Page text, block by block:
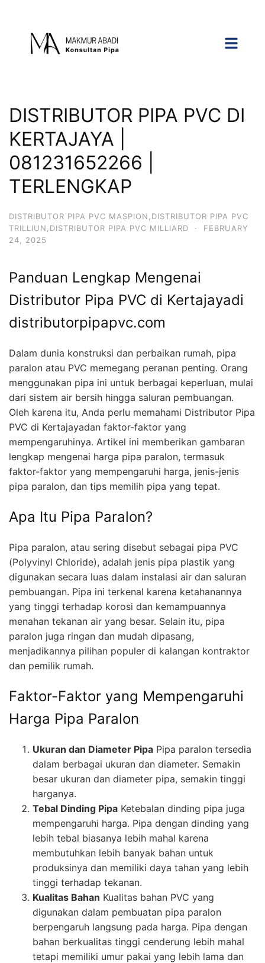
DISTRIBUTOR PIPA PVC DI
KERTAJAYA |
081231652266 |
TERLENGKAP
DISTRIBUTOR PIPA PVC MASPION,DISTRIBUTOR PIPA PVC
TRILLIUN,DISTRIBUTOR PIPA PVC MILLIARD
·
FEBRUARY
24, 2025
Panduan Lengkap Mengenai
Distributor Pipa PVC di Kertajayadi
distributorpipapvc.com
Dalam dunia konstruksi dan perbaikan rumah, pipa
paralon atau PVC memegang peranan penting. Orang
menggunakan pipa ini untuk berbagai keperluan, mulai
dari sistem air bersih hingga saluran pembuangan.
Oleh karena itu, Anda perlu memahami Distributor Pipa
PVC di Kertajayadan faktor-faktor yang
mempengaruhinya. Artikel ini memberikan gambaran
lengkap mengenai harga pipa paralon, termasuk
faktor-faktor yang mempengaruhi harga, jenis-jenis
pipa paralon, dan tips memilih pipa yang tepat.
Apa Itu Pipa Paralon?
Pipa paralon, atau sering disebut sebagai pipa PVC
(Polyvinyl Chloride), adalah jenis pipa plastik yang
digunakan secara luas dalam instalasi air dan saluran
pembuangan. Pipa ini terkenal karena ketahanannya
yang tinggi terhadap korosi dan kemampuannya
menahan tekanan air yang besar. Selain itu, pipa
paralon juga ringan dan mudah dipasang,
menjadikannya pilihan populer di kalangan kontraktor
dan pemilik rumah.
Faktor-Faktor yang Mempengaruhi
Harga Pipa Paralon
Ukuran dan Diameter Pipa Pipa paralon tersedia
dalam berbagai ukuran dan diameter. Semakin
besar ukuran dan diameter pipa, semakin tinggi
harganya.
Tebal Dinding Pipa Ketebalan dinding pipa juga
mempengaruhi harga. Pipa dengan dinding yang
lebih tebal biasanya lebih mahal karena
membutuhkan lebih banyak bahan untuk
produksinya dan memiliki daya tahan yang lebih
tinggi terhadap tekanan.
Kualitas Bahan Kualitas bahan PVC yang
digunakan dalam pembuatan pipa paralon
berpengaruh langsung pada harga. Pipa dengan
bahan berkualitas tinggi cenderung lebih mahal
tetapi memiliki umur pakai yang lebih lama dan